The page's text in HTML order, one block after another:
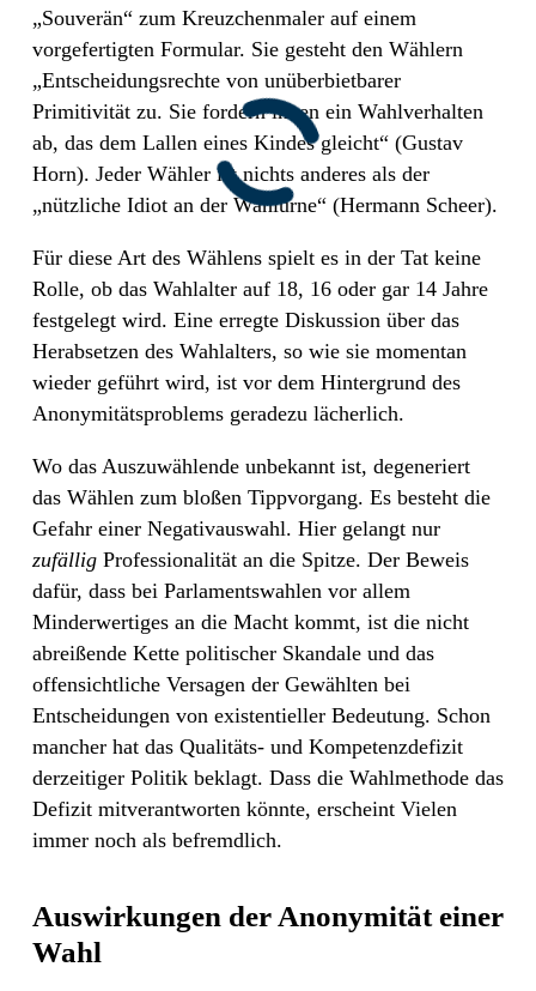
„Souverän“ zum Kreuzchenmaler auf einem
vorgefertigten Formular. Sie gesteht den Wählern
„Entscheidungsrechte von unüberbietbarer
Primitivität zu. Sie fordern ihnen ein Wahlverhalten
ab, das dem Lallen eines Kindes gleicht“ (Gustav
Horn). Jeder Wähler ist nichts anderes als der
„nützliche Idiot an der Wahlurne“ (Hermann Scheer).
Für diese Art des Wählens spielt es in der Tat keine
Rolle, ob das Wahlalter auf 18, 16 oder gar 14 Jahre
festgelegt wird. Eine erregte Diskussion über das
Herabsetzen des Wahlalters, so wie sie momentan
wieder geführt wird, ist vor dem Hintergrund des
Anonymitätsproblems geradezu lächerlich.
Wo das Auszuwählende unbekannt ist, degeneriert
das Wählen zum bloßen Tippvorgang. Es besteht die
Gefahr einer Negativauswahl. Hier gelangt nur
zufällig Professionalität an die Spitze. Der Beweis
dafür, dass bei Parlamentswahlen vor allem
Minderwertiges an die Macht kommt, ist die nicht
abreißende Kette politischer Skandale und das
offensichtliche Versagen der Gewählten bei
Entscheidungen von existentieller Bedeutung. Schon
mancher hat das Qualitäts- und Kompetenzdefizit
derzeitiger Politik beklagt. Dass die Wahlmethode das
Defizit mitverantworten könnte, erscheint Vielen
immer noch als befremdlich.
Auswirkungen der Anonymität einer
Wahl